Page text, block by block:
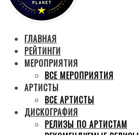
ГЛАВНАЯ
РЕЙТИНГИ
МЕРОПРИЯТИЯ
ВСЕ МЕРОПРИЯТИЯ
АРТИСТЫ
ВСЕ АРТИСТЫ
ДИСКОГРАФИЯ
РЕЛИЗЫ ПО АРТИСТАМ